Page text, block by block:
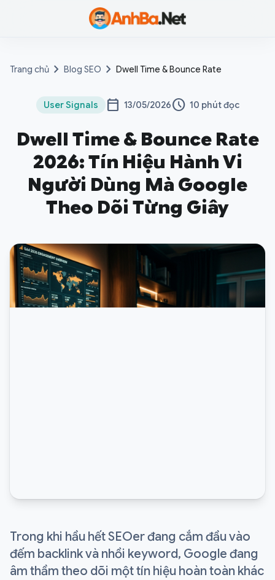
Anh Ba
Trang chủ chevron_right Blog SEO chevron_right Dwell Time & Bounce Rate
User Signals calendar_today 13/05/2026schedule 10 phút đọc
Dwell Time & Bounce Rate
2026: Tín Hiệu Hành Vi
Người Dùng Mà Google
Theo Dõi Từng Giây
Trong khi hầu hết SEOer đang cắm đầu vào
đếm backlink và nhồi keyword, Google đang
âm thầm theo dõi một tín hiệu hoàn toàn khác